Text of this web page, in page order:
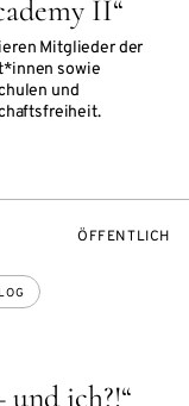
II“
Mitglieder der
sowie
und
und ich?!“
ÖFFENTLICH